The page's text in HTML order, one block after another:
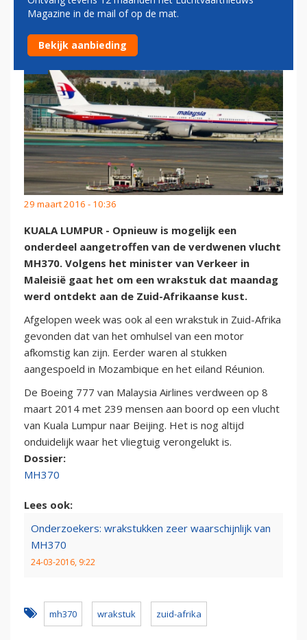
MH370 AANGESPOELD
29 maart 2016 - 10:36
KUALA LUMPUR - Opnieuw is mogelijk een
onderdeel aangetroffen van de verdwenen vlucht
MH370. Volgens het minister van Verkeer in
Maleisië gaat het om een wrakstuk dat maandag
werd ontdekt aan de Zuid-Afrikaanse kust.
Afgelopen week was ook al een wrakstuk in Zuid-Afrika
gevonden dat van het omhulsel van een motor
afkomstig kan zijn. Eerder waren al stukken
aangespoeld in Mozambique en het eiland Réunion.
De Boeing 777 van Malaysia Airlines verdween op 8
maart 2014 met 239 mensen aan boord op een vlucht
van Kuala Lumpur naar Beijing. Het is nog altijd
onduidelijk waar het vliegtuig verongelukt is.
Dossier:
MH370
Lees ook:
Onderzoekers: wrakstukken zeer waarschijnlijk van
MH370
24-03-2016, 9:22
mh370 wrakstuk zuid-afrika
Magazine in de mail of op de mat.
Bekijk aanbieding